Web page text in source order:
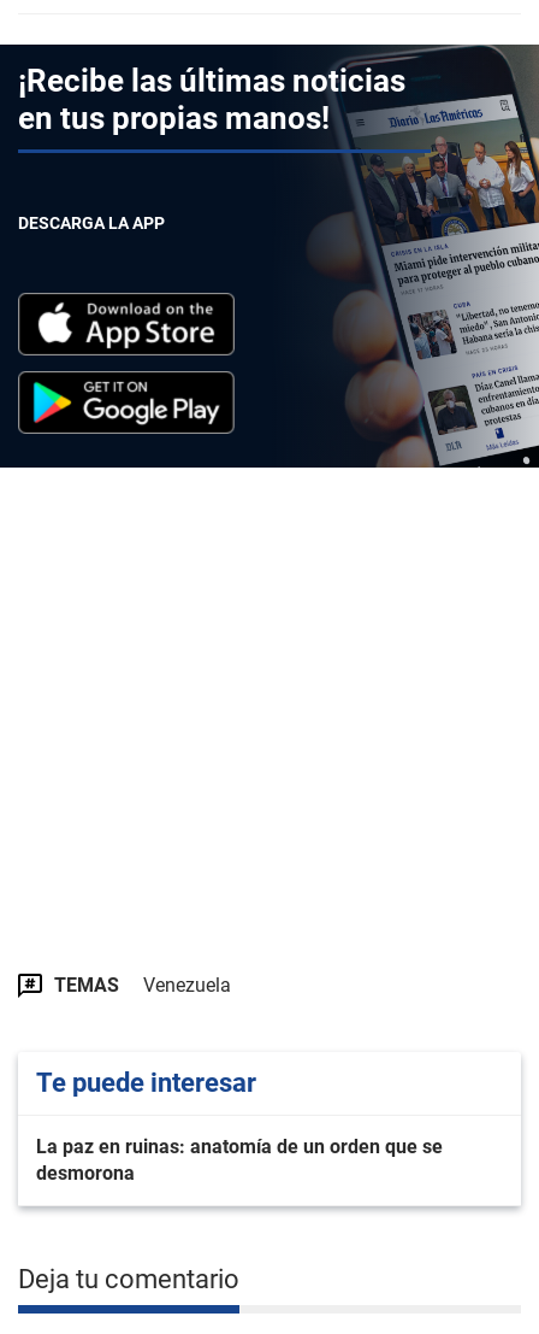
¡Recibe las últimas noticias
en tus propias manos!
DESCARGA LA APP
TEMAS Venezuela
Te puede interesar
La paz en ruinas: anatomía de un orden que se
desmorona
Deja tu comentario